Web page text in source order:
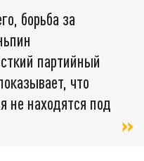
борьба за
партийный
что
не находятся под